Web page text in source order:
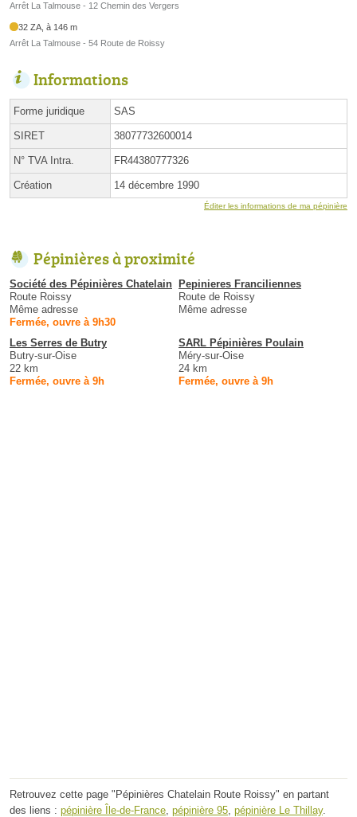
Arrêt La Talmouse - 12 Chemin des Vergers
32 ZA, à 146 m
Arrêt La Talmouse - 54 Route de Roissy
Informations
Forme juridique SAS
SIRET 38077732600014
N° TVA Intra. FR44380777326
Création 14 décembre 1990
Éditer les informations de ma pépinière
Pépinières à proximité
Société des Pépinières Chatelain
Route Roissy
Même adresse
Fermée, ouvre à 9h30
Pepinieres Franciliennes
Route de Roissy
Même adresse
Les Serres de Butry
Butry-sur-Oise
22 km
Fermée, ouvre à 9h
SARL Pépinières Poulain
Méry-sur-Oise
24 km
Fermée, ouvre à 9h
Retrouvez cette page "Pépinières Chatelain Route Roissy" en partant
des liens : pépinière Île-de-France pépinière 95 pépinière Le Thillay.